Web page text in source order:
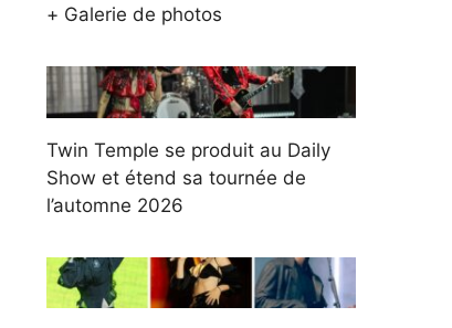
+ Galerie de photos
Twin Temple se produit au Daily
Show et étend sa tournée de
l’automne 2026